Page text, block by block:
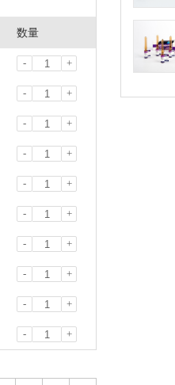
数量
- +
- +
- +
- +
- +
- +
- +
- +
- +
- +